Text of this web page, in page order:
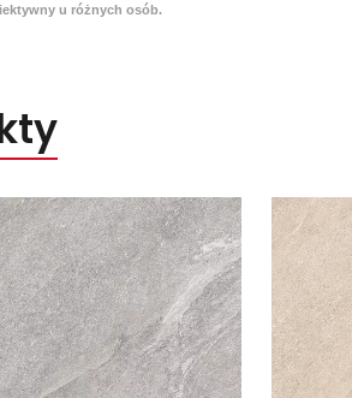
u różnych osób.